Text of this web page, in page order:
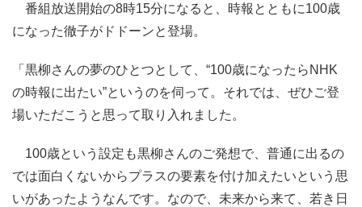
番組放送開始の8時15分になると、時報とともに100歳
になった徹子がドドーンと登場。
「黒柳さんの夢のひとつとして、“100歳になったらNHK
の時報に出たい”というのを伺って。それでは、ぜひご登
場いただこうと思って取り入れました。
100歳という設定も黒柳さんのご発想で、普通に出るの
では面白くないからプラスの要素を付け加えたいという思
いがあったようなんです。なので、未来から来て、若き日